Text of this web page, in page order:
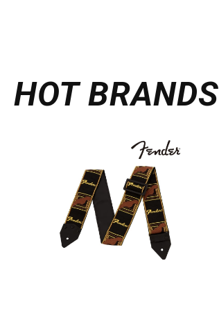
HOT BRANDS